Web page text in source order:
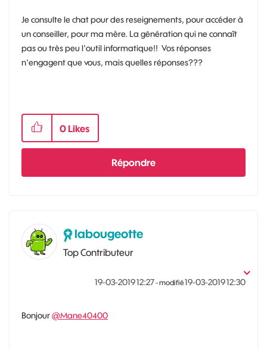
Je consulte le chat pour des reseignements, pour accéder à
un conseiller, pour ma mère. La génération qui ne connaît
pas ou très peu l'outil informatique!! Vos réponses
n'engagent que vous, mais quelles réponses???
0 Likes
Répondre
labougeotte
Top Contributeur
‎19-03-201912:27- modifié‎19-03-201912:30
Bonjour@Mane40400